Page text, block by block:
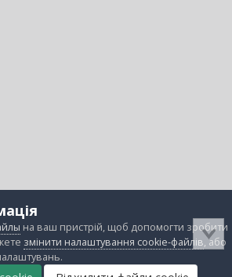
на ваш пристрій, щоб допомогти зробити
змінити налаштування cookie-файлів, або